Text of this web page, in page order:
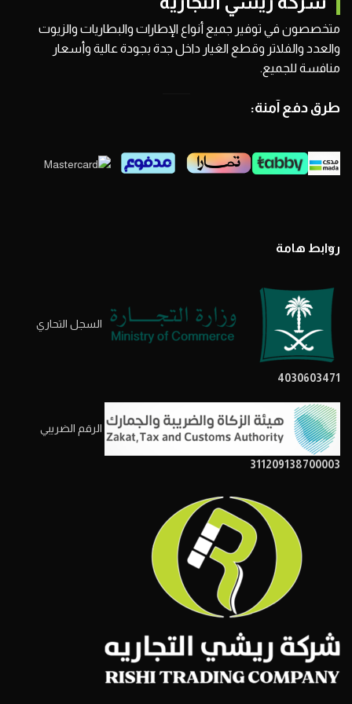
متخصصون في توفير جميع أنواع الإطارات والبطاريات والزيوت
والعدد والفلاتر وقطع الغيار داخل جدة بجودة عالية وأسعار
منافسة للجميع.
طرق دفع آمنة:
روابط هامة
السجل التحاري
4030603471
الرقم الضريبي
311209138700003